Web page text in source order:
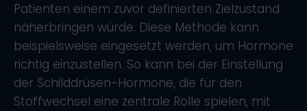
Patienten einem zuvor definierten Zielzustand
näherbringen würde. Diese Methode kann
beispielsweise eingesetzt werden, um Hormone
richtig einzustellen. So kann bei der Einstellung
der Schilddrüsen-Hormone, die für den
Stoffwechsel eine zentrale Rolle spielen, mit